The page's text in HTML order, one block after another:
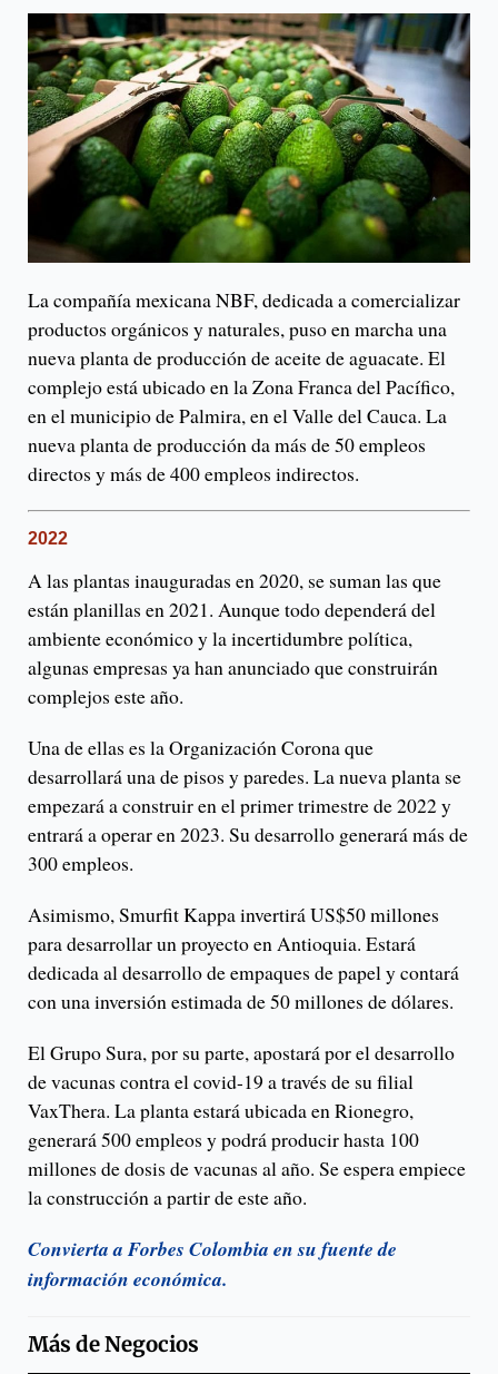
La compañía mexicana NBF, dedicada a comercializar
productos orgánicos y naturales, puso en marcha una
nueva planta de producción de aceite de aguacate. El
complejo está ubicado en la Zona Franca del Pacífico,
en el municipio de Palmira, en el Valle del Cauca. La
nueva planta de producción da más de 50 empleos
directos y más de 400 empleos indirectos.
2022
A las plantas inauguradas en 2020, se suman las que
están planillas en 2021. Aunque todo dependerá del
ambiente económico y la incertidumbre política,
algunas empresas ya han anunciado que construirán
complejos este año.
Una de ellas es la Organización Corona que
desarrollará una de pisos y paredes. La nueva planta se
empezará a construir en el primer trimestre de 2022 y
entrará a operar en 2023. Su desarrollo generará más de
300 empleos.
Asimismo, Smurfit Kappa invertirá US$50 millones
para desarrollar un proyecto en Antioquia. Estará
dedicada al desarrollo de empaques de papel y contará
con una inversión estimada de 50 millones de dólares.
El Grupo Sura, por su parte, apostará por el desarrollo
de vacunas contra el covid-19 a través de su filial
VaxThera. La planta estará ubicada en Rionegro,
generará 500 empleos y podrá producir hasta 100
millones de dosis de vacunas al año. Se espera empiece
la construcción a partir de este año.
Convierta a Forbes Colombia en su fuente de
información económica.
Más deNegocios